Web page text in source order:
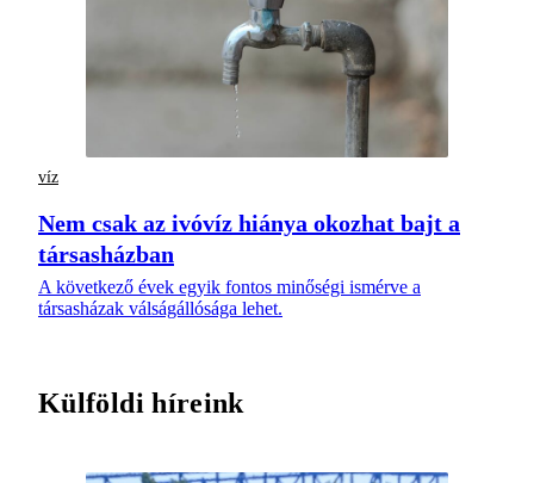
víz
Nem csak az ivóvíz hiánya okozhat bajt a
társasházban
A következő évek egyik fontos minőségi ismérve a
társasházak válságállósága lehet.
Külföldi híreink